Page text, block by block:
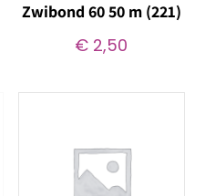
Zwibond 60 50 m (221)
€ 2,50